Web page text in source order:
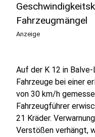
Fahrzeugmängel
Anzeige
Auf der K 12 in
Fahrzeuge bei einer
von 30 km/h
Fahrzeugführer
21 Kräder.
Verstößen verhängt,